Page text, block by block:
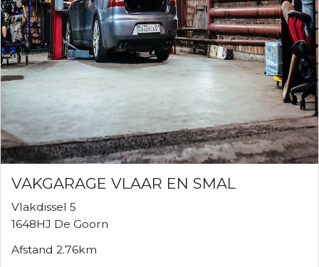
VAKGARAGE VLAAR EN SMAL
Vlakdissel 5
1648HJ De Goorn
Afstand 2.76km